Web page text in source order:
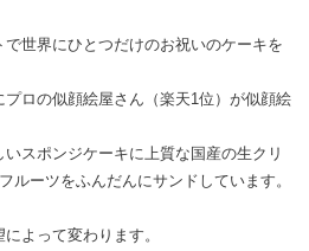
くみさん
げます
似顔絵ケーキをお選びいただき、誠にあ
評価をお寄せくださり、心より感謝申し
ギフトモール 小西
世界にひとつだけのお祝いのケーキを
ロの似顔絵屋さん（楽天1位）が似顔絵
スポンジケーキに上質な国産の生クリ
ルーツをふんだんにサンドしています。
よって変わります。